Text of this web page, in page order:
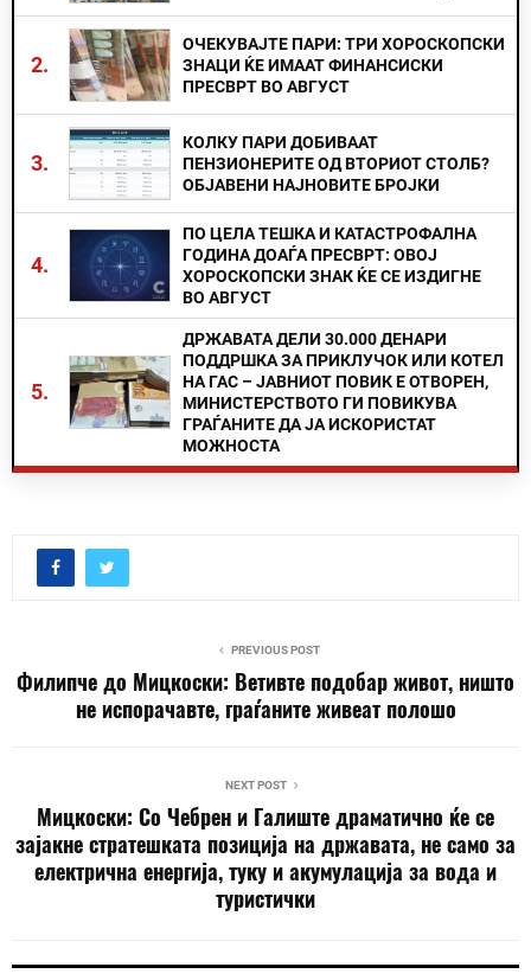
2.
ОЧЕКУВАЈТЕ ПАРИ: ТРИ ХОРОСКОПСКИ
ЗНАЦИ ЌЕ ИМААТ ФИНАНСИСКИ
ПРЕСВРТ ВО АВГУСТ
3.
КОЛКУ ПАРИ ДОБИВААТ
ПЕНЗИОНЕРИТЕ ОД ВТОРИОТ СТОЛБ?
ОБЈАВЕНИ НАЈНОВИТЕ БРОЈКИ
4.
ПО ЦЕЛА ТЕШКА И КАТАСТРОФАЛНА
ГОДИНА ДОАЃА ПРЕСВРТ: ОВОЈ
ХОРОСКОПСКИ ЗНАК ЌЕ СЕ ИЗДИГНЕ
ВО АВГУСТ
5.
ДРЖАВАТА ДЕЛИ 30.000 ДЕНАРИ
ПОДДРШКА ЗА ПРИКЛУЧОК ИЛИ КОТЕЛ
НА ГАС – ЈАВНИОТ ПОВИК Е ОТВОРЕН,
МИНИСТЕРСТВОТО ГИ ПОВИКУВА
ГРАЃАНИТЕ ДА ЈА ИСКОРИСТАТ
МОЖНОСТА
PREVIOUS POST
Филипче до Мицкоски: Ветивте подобар живот, ништо
не испорачавте, граѓаните живеат полошо
NEXT POST
Мицкоски: Со Чебрен и Галиште драматично ќе се
зајакне стратешката позиција на државата, не само за
електрична енергија, туку и акумулација за вода и
туристички